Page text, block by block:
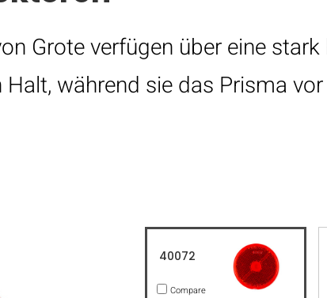
Grote verfügen über eine
während sie das Prisma
40072
Compare